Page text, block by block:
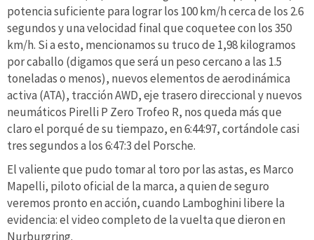
potencia suficiente para lograr los 100 km/h cerca de los 2.6
segundos y una velocidad final que coquetee con los 350
km/h. Si a esto, mencionamos su truco de 1,98 kilogramos
por caballo (digamos que será un peso cercano a las 1.5
toneladas o menos), nuevos elementos de aerodinámica
activa (ATA), tracción AWD, eje trasero direccional y nuevos
neumáticos Pirelli P Zero Trofeo R, nos queda más que
claro el porqué de su tiempazo, en 6:44:97, cortándole casi
tres segundos a los 6:47:3 del Porsche.
El valiente que pudo tomar al toro por las astas, es Marco
Mapelli, piloto oficial de la marca, a quien de seguro
veremos pronto en acción, cuando Lamboghini libere la
evidencia: el video completo de la vuelta que dieron en
Nurburgring.